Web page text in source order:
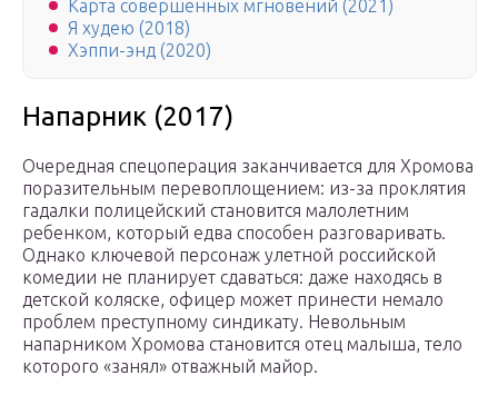
Карта совершенных мгновений (2021)
Я худею (2018)
Хэппи-энд (2020)
Напарник (2017)
Очередная спецоперация заканчивается для Хромова
поразительным перевоплощением: из-за проклятия
гадалки полицейский становится малолетним
ребенком, который едва способен разговаривать.
Однако ключевой персонаж улетной российской
комедии не планирует сдаваться: даже находясь в
детской коляске, офицер может принести немало
проблем преступному синдикату. Невольным
напарником Хромова становится отец малыша, тело
которого «занял» отважный майор.